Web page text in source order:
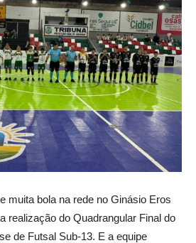
muita bola na rede no Ginásio Eros
realização do Quadrangular Final do
de Futsal Sub-13. E a equipe